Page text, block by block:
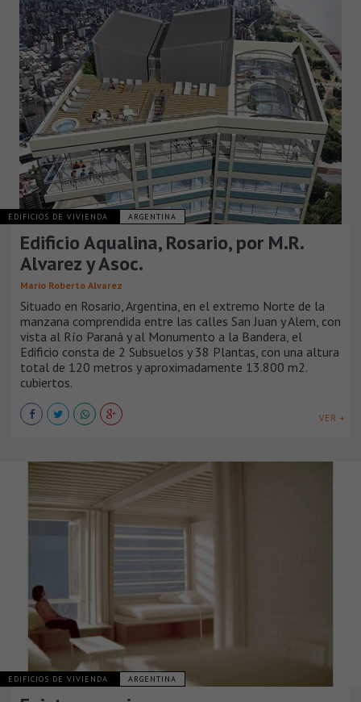
EDIFICIOS DE VIVIENDA ARGENTINA
Edificio Aqualina, Rosario, por M.R.
Alvarez y Asoc.
Mario Roberto Alvarez
Situado en Rosario, Argentina, en el extremo Norte de la
manzana comprendida entre las calles San Juan y Alem, con
vista al Río Paraná y al Monumento a la Bandera, el
Edificio consta de 2 Subsuelos y 38 Plantas, con una altura
total de 120 metros y aproximadamente 13.800 m2.
cubiertos.
VER +
EDIFICIOS DE VIVIENDA ARGENTINA